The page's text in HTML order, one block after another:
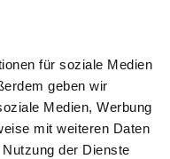
für soziale Medien
geben wir
Medien, Werbung
mit weiteren Daten
der Dienste
DAS VERZEICHNIS